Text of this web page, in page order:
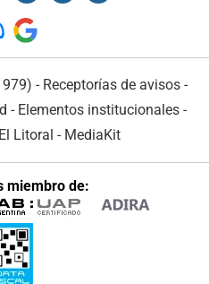
- Receptorías de avisos -
- Elementos institucionales -
Litoral - MediaKit
miembro de: